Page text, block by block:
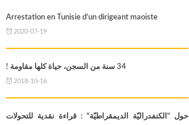
Arrestation en Tunisie d’un dirigeant maoïste
2020-07-19
34 سنة من السجن، حياة كلها مقاومة !
2018-10-16
حول "الكنفدراليّة الديمقراطيّة" : قراءة نقدية للتحولات